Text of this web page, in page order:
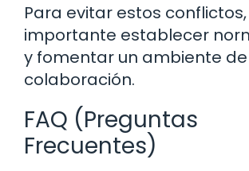
Para evitar estos
importante establecer
y fomentar un ambiente
colaboración.
FAQ (Preguntas
Frecuentes)